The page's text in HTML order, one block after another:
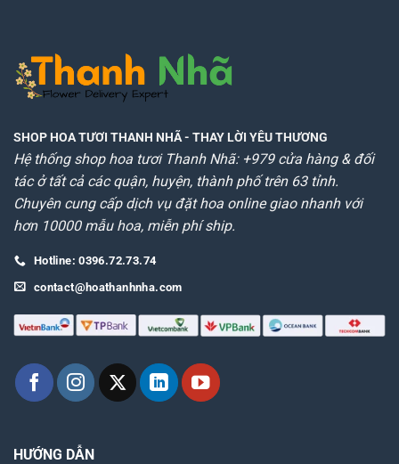
SHOP HOA TƯƠI THANH NHÃ- THAY LỜI YÊU THƯƠNG
Hệ thống shop hoa tươi Thanh Nhã: +979 cửa hàng & đối
tác ở tất cả các quận, huyện, thành phố trên 63 tỉnh.
Chuyên cung cấp dịch vụ đặt hoa online giao nhanh với
hơn 10000 mẫu hoa, miễn phí ship.
Hotline: 0396.72.73.74
contact@hoathanhnha.com
HƯỚNG DẪN